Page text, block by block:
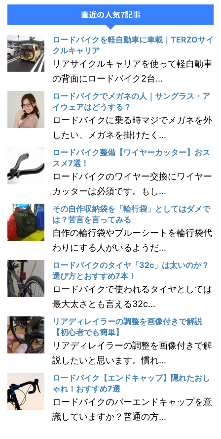
直近の人気7記事
ロードバイクを軽自動車に車載｜TERZOサイ
クルキャリア
リアサイクルキャリアを使って軽自動車
の背面にロードバイク2台...
ロードバイクでメガネの人｜サングラス・ア
イウェアはどうする？
ロードバイクに乗る時マジでメガネを外
したい、メガネを掛けたく...
ロードバイク整備【ワイヤーカッター】おス
スメ7選！
ロードバイクのワイヤー交換にワイヤー
カッターは必須です。もし...
その自作収納袋を「輪行袋」としてはダメで
は？苦言を言ってみる
自作の輪行袋やブルーシートを輪行袋代
わりにする人がいるようだ...
ロードバイクのタイヤ「32c」は太いのか？
選び方とおすすめ7本！
ロードバイクで使われるタイヤとしては
最大太さとも言える32c...
リアディレイラーの調整を画像付きで解説
【初心者でも簡単】
リアディレイラーの調整を画像付きで解
説したいと思います。慣れ...
ロードバイク【エンドキャップ】隠れたおし
ゃれ！おすすめ7選
ロードバイクのバーエンドキャップを意
識していますか？普通の方...